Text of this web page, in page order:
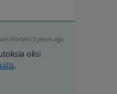
years ago
olisi
.